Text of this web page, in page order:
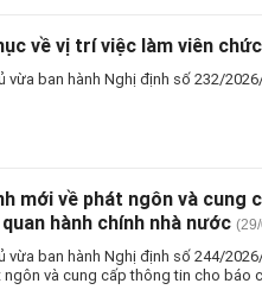
về vị trí việc làm viên
vừa ban hành Nghị định số 232/
mới về phát ngôn và cung
hành chính nhà nước
vừa ban hành Nghị định số 244/
và cung cấp thông tin cho báo